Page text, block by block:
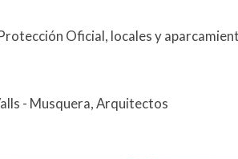
Oficial, locales y
- Musquera, Arquitectos